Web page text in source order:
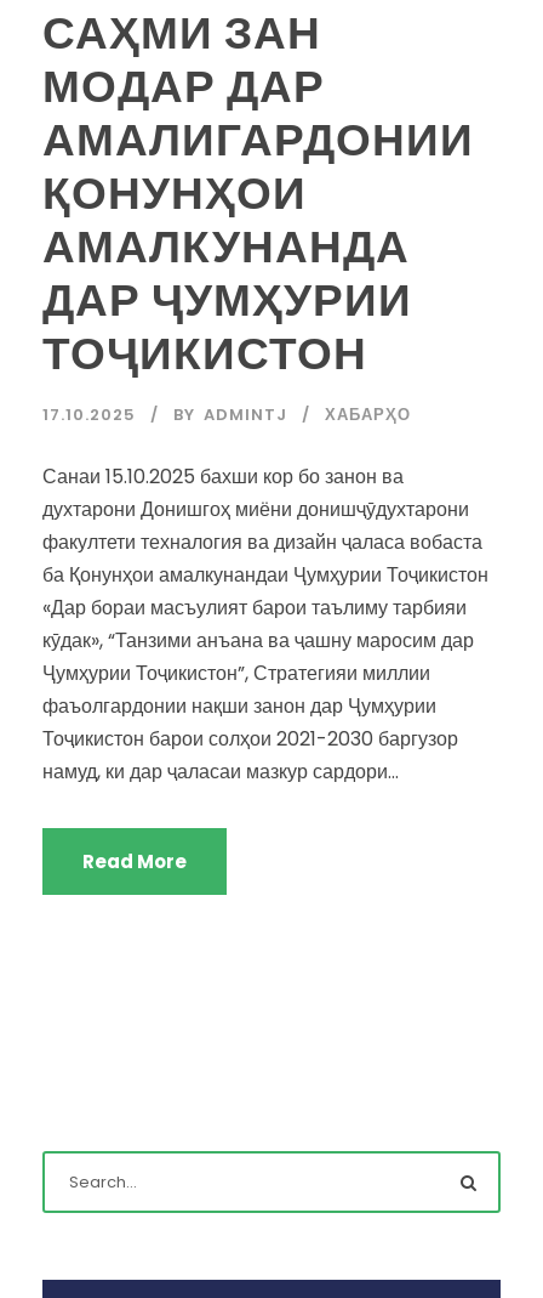
САҲМИ ЗАН
МОДАР ДАР
АМАЛИГАРДОНИИ
ҚОНУНҲОИ
АМАЛКУНАНДА
ДАР ҶУМҲУРИИ
ТОҶИКИСТОН
17.10.2025 BY ADMINTJ ХАБАРҲО
Санаи 15.10.2025 бахши кор бо занон ва
духтарони Донишгоҳ миёни донишҷӯдухтарони
факултети техналогия ва дизайн ҷаласа вобаста
ба Қонунҳои амалкунандаи Ҷумҳурии Тоҷикистон
«Дар бораи масъулият барои таълиму тарбияи
кӯдак», “Танзими анъана ва ҷашну маросим дар
Ҷумҳурии Тоҷикистон”, Стратегияи миллии
фаъолгардонии нақши занон дар Ҷумҳурии
Тоҷикистон барои солҳои 2021-2030 баргузор
намуд, ки дар ҷаласаи мазкур сардори...
Read More